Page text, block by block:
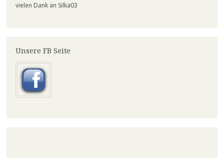
vielen Dank an Silka03
Unsere FB Seite